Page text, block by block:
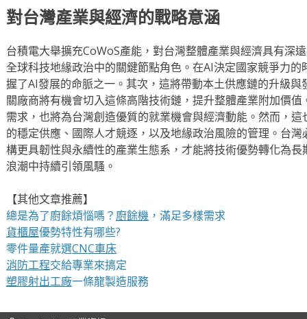
對台灣產業與經濟的戰略意涵
台積電大舉擴充CoWoS產能，對台灣整體產業與經濟具有深
全球科技地緣政治中的關鍵節點角色。在AI決定國家競爭力
握了AI發展的命脈之一。其次，這將帶動本土供應鏈的升級
關廠商將有機會切入這條高階技術鏈，提升整體產業附加價
需求，也將為台灣創造優質的就業機會與經濟動能。然而，
的穩定供應、國際人才競逐，以及地緣政治風險的管理。台
構更具韌性與永續性的產業生態系，才能將技術優勢轉化為
浪潮中持續引領風騷。
【其他文章推薦】
總是為了廚餘煩惱嗎？廚餘機，滿足多樣需求
貨櫃屋優勢特性有哪些?
零件量產就選CNC車床
消防工程交給專業來搞定
塑膠射出工廠一條龍製造服務